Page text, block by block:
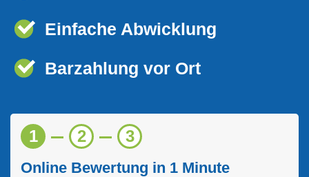
Einfache Abwicklung
Barzahlung vor Ort
1 2 3
Online Bewertung in 1 Minute